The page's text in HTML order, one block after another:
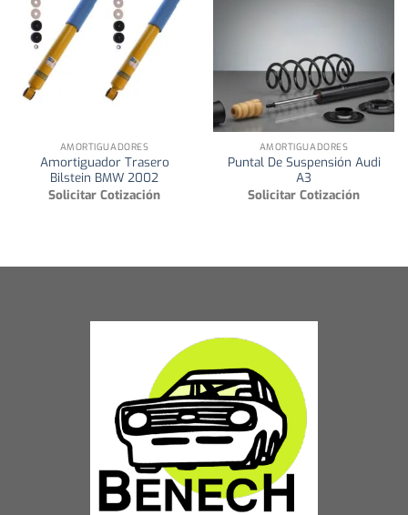
AMORTIGUADORES
Amortiguador Trasero
Bilstein BMW 2002
Solicitar Cotización
AMORTIGUADORES
Puntal De Suspensión Audi
A3
Solicitar Cotización